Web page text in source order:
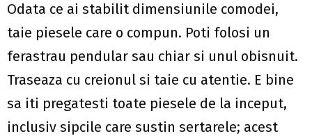
Odata ce ai stabilit dimensiunile comodei,
taie piesele care o compun. Poti folosi un
ferastrau pendular sau chiar si unul obisnuit.
Traseaza cu creionul si taie cu atentie. E bine
sa iti pregatesti toate piesele de la inceput,
inclusiv sipcile care sustin sertarele; acest